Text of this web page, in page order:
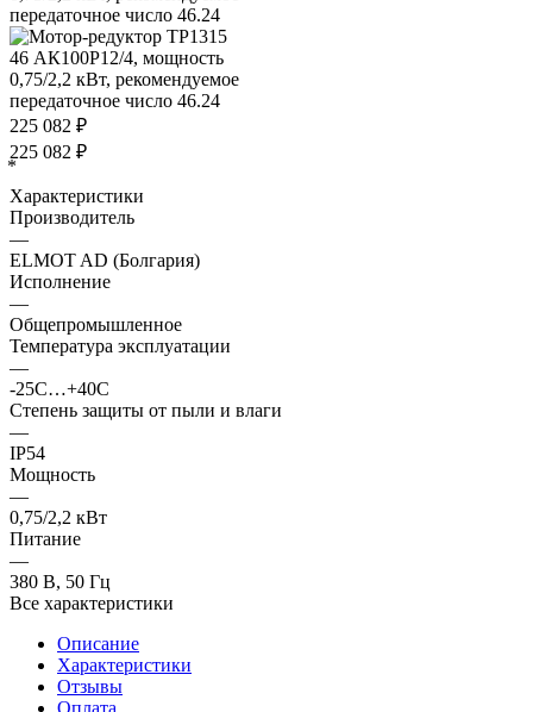
225 082 ₽
225 082 ₽
*
Характеристики
Производитель
—
ELMOT AD (Болгария)
Исполнение
—
Общепромышленное
Температура эксплуатации
—
-25С…+40С
Степень защиты от пыли и влаги
—
IP54
Мощность
—
0,75/2,2 кВт
Питание
—
380 В, 50 Гц
Все характеристики
Описание
Характеристики
Отзывы
Оплата